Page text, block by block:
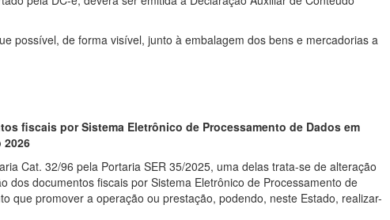
possível, de forma visível, junto à embalagem dos bens e mercadorias a
fiscais por Sistema Eletrônico de Processamento de Dados em
Cat. 32/96 pela Portaria SER 35/2025, uma delas trata-se de alteração
dos documentos fiscais por Sistema Eletrônico de Processamento de
que promover a operação ou prestação, podendo, neste Estado, realizar-